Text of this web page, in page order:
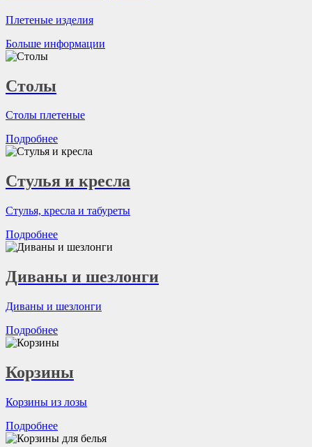
Плетеные изделия
Больше информации
Столы
Столы плетеные
Подробнее
Стулья и кресла
Стулья, кресла и табуреты
Подробнее
Диваны и шезлонги
Диваны и шезлонги
Подробнее
Корзины
Корзины из лозы
Подробнее